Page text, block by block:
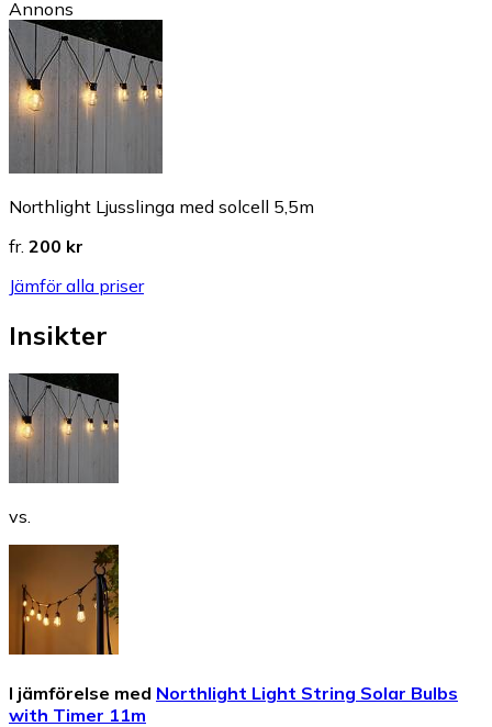
Annons
Northlight Ljusslinga med solcell 5,5m
fr. 200 kr
Jämför alla priser
Insikter
vs.
I jämförelse med Northlight Light String Solar Bulbs
with Timer 11m